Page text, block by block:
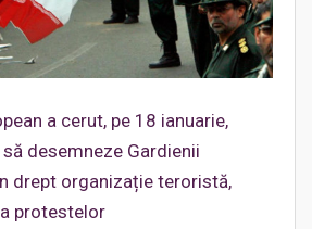
a cerut, pe 18 ianuarie,
să desemneze Gardienii
drept organizație teroristă,
protestelor